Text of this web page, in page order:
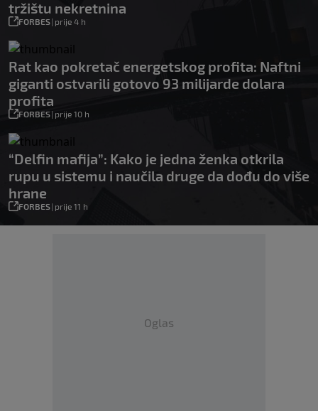
tržištu nekretnina
FORBES| prije 4 h
Rat kao pokretač energetskog profita: Naftni
giganti ostvarili gotovo 93 milijarde dolara
profita
FORBES| prije 10 h
“Delfin mafija”: Kako je jedna ženka otkrila
rupu u sistemu i naučila druge da dođu do više
hrane
FORBES| prije 11 h
Oglas